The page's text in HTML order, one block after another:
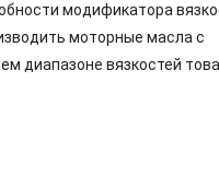
модификатора
моторные масла с
диапазоне вязкостей